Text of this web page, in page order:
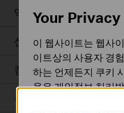
액세스 맥스
산업용
캠퍼스
유선 라우터
Your
이 웹사이트는 웹사
이트상의 사용자 경
하는 언제든지 쿠키
용은개인정보 처리
기본 쿠키